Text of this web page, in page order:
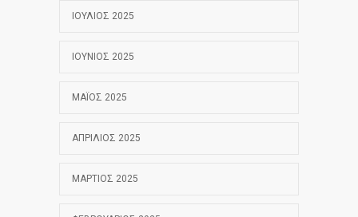
ΙΟΎΛΙΟΣ 2025
ΙΟΎΝΙΟΣ 2025
ΜΆΙΟΣ 2025
ΑΠΡΊΛΙΟΣ 2025
ΜΆΡΤΙΟΣ 2025